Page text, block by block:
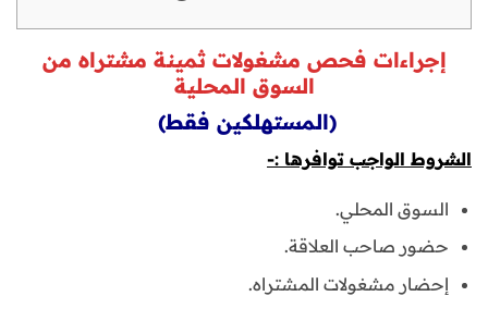
إجراءات فحص مشغولات ثمينة مشتراه من
السوق المحلية
(المستهلكين فقط)
الشروط الواجب توافرها :-
السوق المحلي.
حضور صاحب العلاقة.
إحضار مشغولات المشتراه.